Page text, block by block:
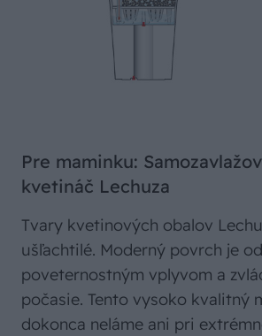
Pre maminku:
kvetináč Lechuza
Tvary kvetinových obalov
ušľachtilé. Moderný povrch je
poveternostným vplyvom a
počasie. Tento vysoko kvalitný
dokonca neláme ani pri